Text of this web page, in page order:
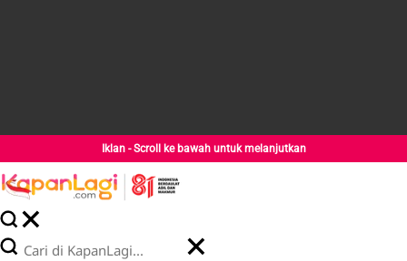
Iklan - Scroll ke bawah untuk melanjutkan